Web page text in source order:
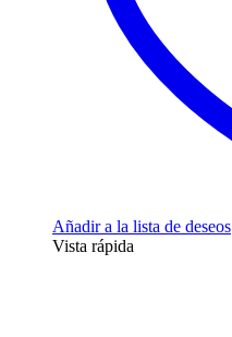
Añadir a la lista de deseos
Vista rápida